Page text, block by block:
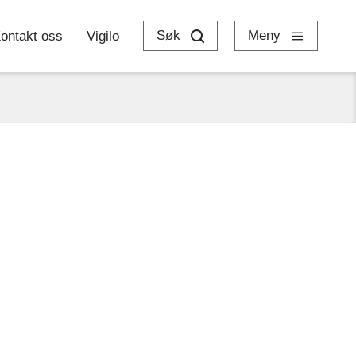
oss Vigilo Søk Meny